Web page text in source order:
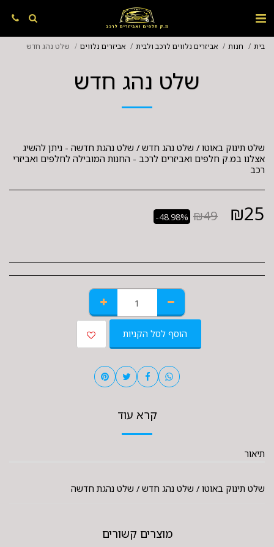
בית חנות אביזרים נלווים לרכב ולבית אביזרים נלווים שלט נהג חדש
שלט נהג חדש
שלט תינוק באוטו / שלט נהג חדש / שלט נהגת חדשה - ניתן להשיג
אצלנו במ.ק חלפים ואביזרים לרכב - החנות המובילה לחלפים ואביזרי
רכב
₪25
₪49
-48.98%
הוסף לסל הקניות
קרא עוד
תיאור
שלט תינוק באוטו / שלט נהג חדש / שלט נהגת חדשה
מוצרים קשורים